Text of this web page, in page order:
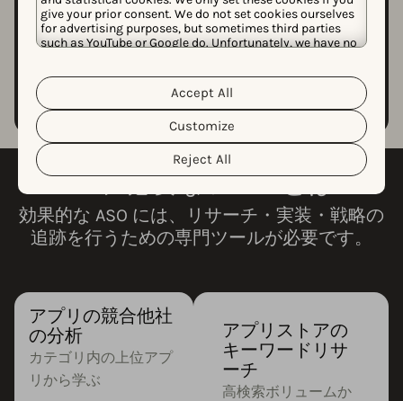
give your prior consent. We do not set cookies ourselves
for advertising purposes, but sometimes third parties
such as YouTube or Google do. Unfortunately, we have no
personal data and the different cookies we use, please
read our
Cookie Policy&Privacy Policy
customize your cookie settings and preferences by
clicking the “Customize” button.
Reject All
Customize
Accept All
ASO に必要なツールとは？
効果的な ASO には、リサーチ・実装・戦略の
追跡を行うための専門ツールが必要です。
アプリの競合他社
の分析
カテゴリ内の上位アプ
リから学ぶ
アプリストアの
キーワードリサ
ーチ
高検索ボリュームか